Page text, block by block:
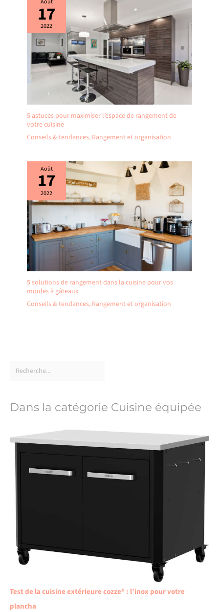
Août
17
2022
5 astuces pour maximiser l’espace de rangement de
votre cuisine
Conseils & tendances, Rangement et organisation
Août
17
2022
5 solutions de rangement dans la cuisine pour vos
moules à gâteaux
Conseils & tendances, Rangement et organisation
Dans la catégorie Cuisine équipée
Test de la cuisine extérieure cozze® : l’inox pour votre
plancha